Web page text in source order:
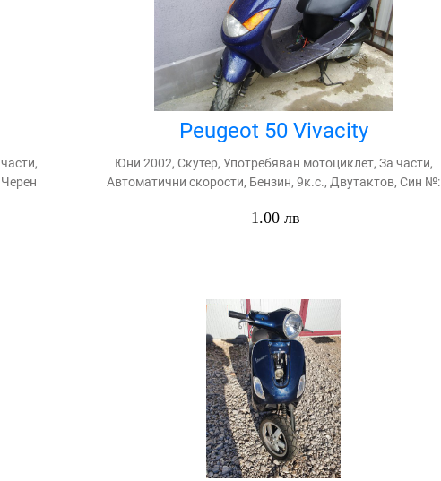
Peugeot 50 Vivacity
Юни 2002, Скутер, Употребяван мотоциклет, За части,
Автоматични скорости, Бензин, 9к.с., Двутактов, Син №:
1.00 лв